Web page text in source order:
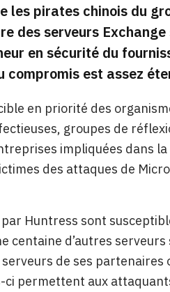
les pirates chinois du
des serveurs Exchange
en sécurité du
est assez
en priorité des
groupes de
impliquées dans
des attaques de
Huntress sont
centaine d’autres serveurs
de ses partenaires
ci permettent aux